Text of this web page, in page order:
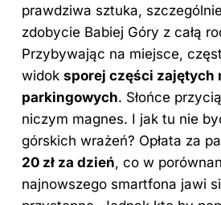
prawdziwa sztuka,
zdobycie Babiej Góry z całą
Przybywając na miejsce,
widok sporej części zajętych
parkingowych. Słońce
niczym magnes. I jak tu nie
górskich wrażeń? Opłata za
20 zł za dzień, co w
najnowszego smartfona jawi